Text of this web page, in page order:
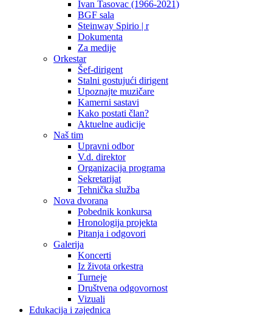
Ivan Tasovac (1966-2021)
BGF sala
Steinway Spirio | r
Dokumenta
Za medije
Orkestar
Šef-dirigent
Stalni gostujući dirigent
Upoznajte muzičare
Kamerni sastavi
Kako postati član?
Aktuelne audicije
Naš tim
Upravni odbor
V.d. direktor
Organizacija programa
Sekretarijat
Tehnička služba
Nova dvorana
Pobednik konkursa
Hronologija projekta
Pitanja i odgovori
Galerija
Koncerti
Iz života orkestra
Turneje
Društvena odgovornost
Vizuali
Edukacija i zajednica